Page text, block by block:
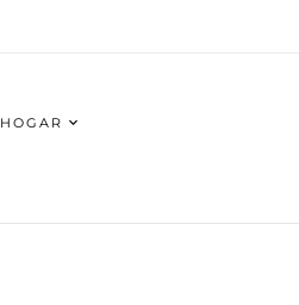
HOGAR